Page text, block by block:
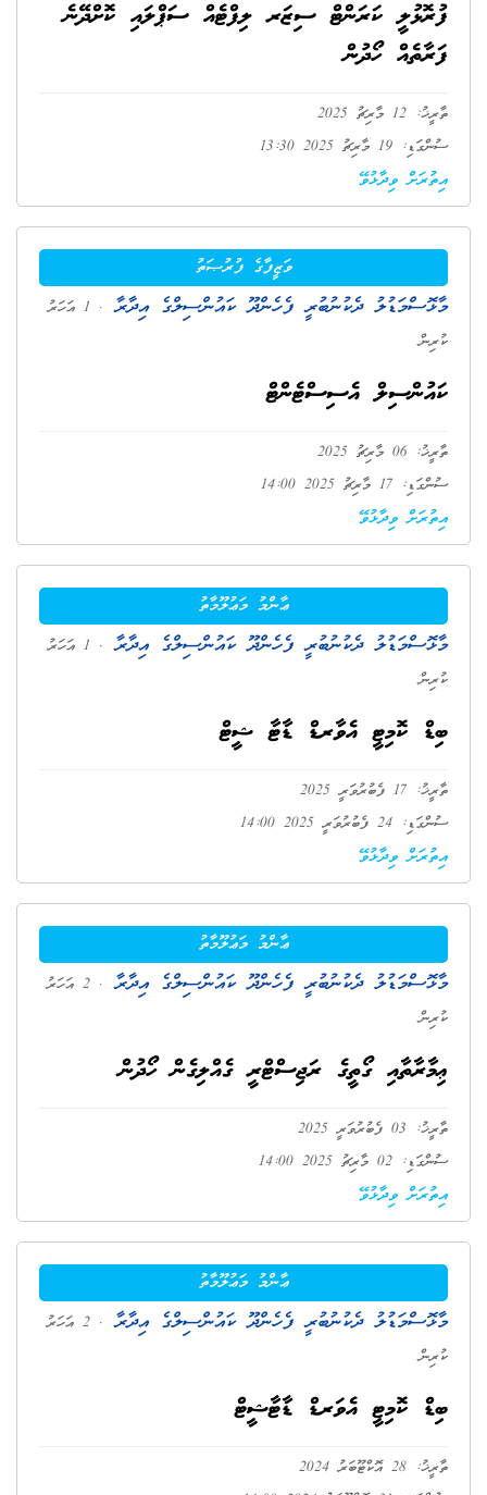
ފުރޮޅުލީ ކަރަންޓް ސިޒަރ ލިފްޓެއް ސަޕްލައި ކޮށްދޭނެ
ފަރާތެއް ހޯދުން
ތާރީޚު: 12 މާރިޗު 2025
ސުންގަޑި: 19 މާރިޗު 2025 13:30
އިތުރަށް ވިދާޅުވޭ
ވަޒީފާގެ ފުރުޞަތު
މާޅޮސްމަޑުލު ދެކުނުބުރީ ފެހެންދޫ ކައުންސިލްގެ އިދާރާ
. 1 އަހަރު
ކުރިން
ކައުންސިލް އެސިސްޓެންޓް
ތާރީޚު: 06 މާރިޗު 2025
ސުންގަޑި: 17 މާރިޗު 2025 14:00
އިތުރަށް ވިދާޅުވޭ
ޢާންމު މަޢުލޫމާތު
މާޅޮސްމަޑުލު ދެކުނުބުރީ ފެހެންދޫ ކައުންސިލްގެ އިދާރާ
. 1 އަހަރު
ކުރިން
ބިޑް ކޮމިޓީ އެވާރޑް ޑާޓާ ޝީޓް
ތާރީޚު: 17 ފެބުރުވަރީ 2025
ސުންގަޑި: 24 ފެބުރުވަރީ 2025 14:00
އިތުރަށް ވިދާޅުވޭ
ޢާންމު މަޢުލޫމާތު
މާޅޮސްމަޑުލު ދެކުނުބުރީ ފެހެންދޫ ކައުންސިލްގެ އިދާރާ
. 2 އަހަރު
ކުރިން
ޢިމާރާތާއި ގޯތީގެ ރަޖިސްޓްރީ ގެއްލިގެން ހޯދުން
ތާރީޚު: 03 ފެބުރުވަރީ 2025
ސުންގަޑި: 02 މާރިޗު 2025 14:00
އިތުރަށް ވިދާޅުވޭ
ޢާންމު މަޢުލޫމާތު
މާޅޮސްމަޑުލު ދެކުނުބުރީ ފެހެންދޫ ކައުންސިލްގެ އިދާރާ
. 2 އަހަރު
ކުރިން
ބިޑް ކޮމިޓީ އެވަރޑް ޑާޓާޝީޓް
ތާރީޚު: 28 އޮކްޓޫބަރު 2024